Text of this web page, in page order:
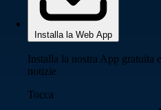
Installa la Web App
Installa la nostra App gratuita
notizie
Tocca